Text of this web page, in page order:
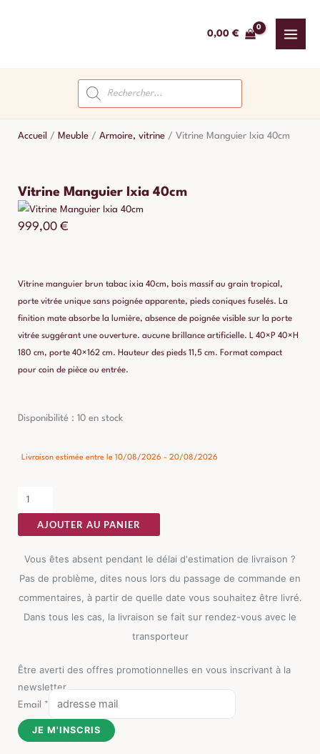
0,00 €
Recherche
de
produits
Accueil / Meuble / Armoire, vitrine / Vitrine Manguier Ixia 40cm
Vitrine Manguier Ixia 40cm
999,00 €
Vitrine manguier brun tabac ixia 40cm, bois massif au grain tropical,
porte vitrée unique sans poignée apparente, pieds coniques fuselés. La
finition mate absorbe la lumière, absence de poignée visible sur la porte
vitrée suggérant une ouverture. aucune brillance artificielle. L 40×P 40×H
180 cm, porte 40×162 cm. Hauteur des pieds 11,5 cm. Format compact
pour coin de pièce ou entrée.
Disponibilité : 10 en stock
Livraison estimée entre le 10/08/2026 - 20/08/2026
quantité
Vitrine
Ixia
40cm
AJOUTER AU PANIER
Vous êtes absent pendant le délai d'estimation de livraison ?
Pas de problème, dites nous lors du passage de commande en
commentaires, à partir de quelle date vous souhaitez être livré.
Dans tous les cas, la livraison se fait sur rendez-vous avec le
transporteur
Être averti des offres promotionnelles en vous inscrivant à la
newsletter
Email *
JE M'INSCRIS